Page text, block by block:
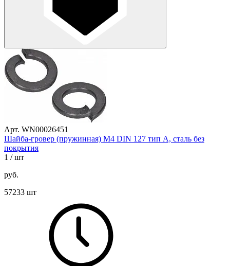
Арт. WN00026451
Шайба-гровер (пружинная) М4 DIN 127 тип A, сталь без
покрытия
1 / шт
руб.
57233 шт